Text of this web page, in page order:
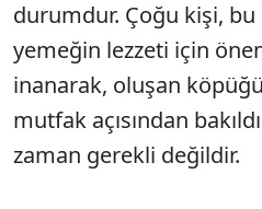
durumdur. Çoğu kişi,
yemeğin lezzeti için
inanarak, oluşan
mutfak açısından
zaman gerekli değildir.